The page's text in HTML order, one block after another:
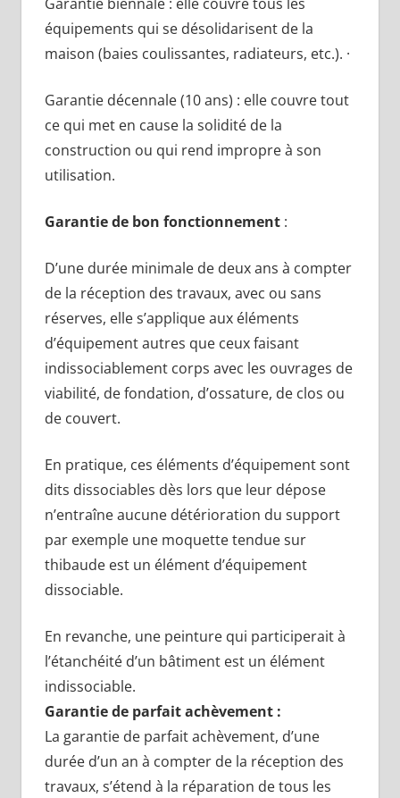
Garantie biennale : elle couvre tous les
équipements qui se désolidarisent de la
maison (baies coulissantes, radiateurs, etc.). ·
Garantie décennale (10 ans) : elle couvre tout
ce qui met en cause la solidité de la
construction ou qui rend impropre à son
utilisation.
Garantie de bon fonctionnement :
D’une durée minimale de deux ans à compter
de la réception des travaux, avec ou sans
réserves, elle s’applique aux éléments
d’équipement autres que ceux faisant
indissociablement corps avec les ouvrages de
viabilité, de fondation, d’ossature, de clos ou
de couvert.
En pratique, ces éléments d’équipement sont
dits dissociables dès lors que leur dépose
n’entraîne aucune détérioration du support
par exemple une moquette tendue sur
thibaude est un élément d’équipement
dissociable.
En revanche, une peinture qui participerait à
l’étanchéité d’un bâtiment est un élément
indissociable.
Garantie de parfait achèvement :
La garantie de parfait achèvement, d’une
durée d’un an à compter de la réception des
travaux, s’étend à la réparation de tous les